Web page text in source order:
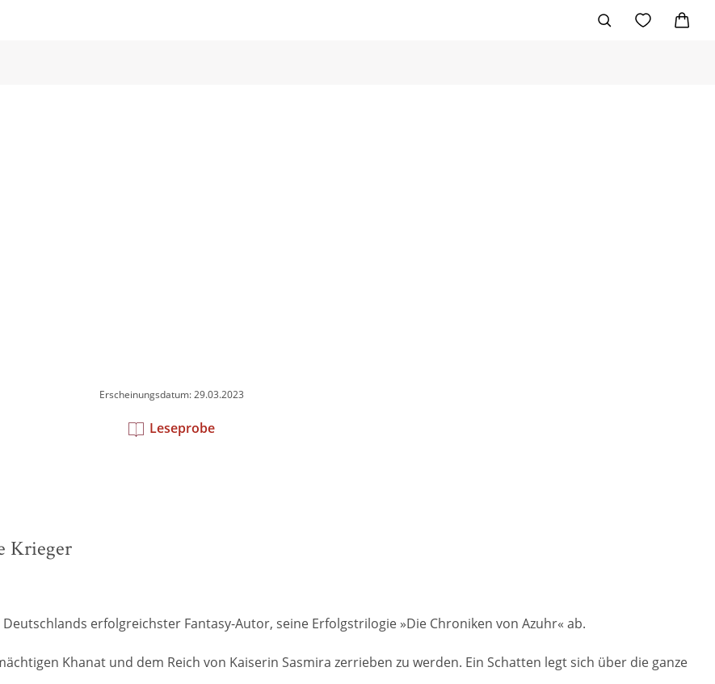
Erscheinungsdatum: 29.03.2023
Leseprobe
Krieger
erfolgreichster Fantasy-Autor, seine Erfolgstrilogie »Die Chroniken von Azuhr« ab.
Khanat und dem Reich von Kaiserin Sasmira zerrieben zu werden. Ein Schatten legt sich über die ganze